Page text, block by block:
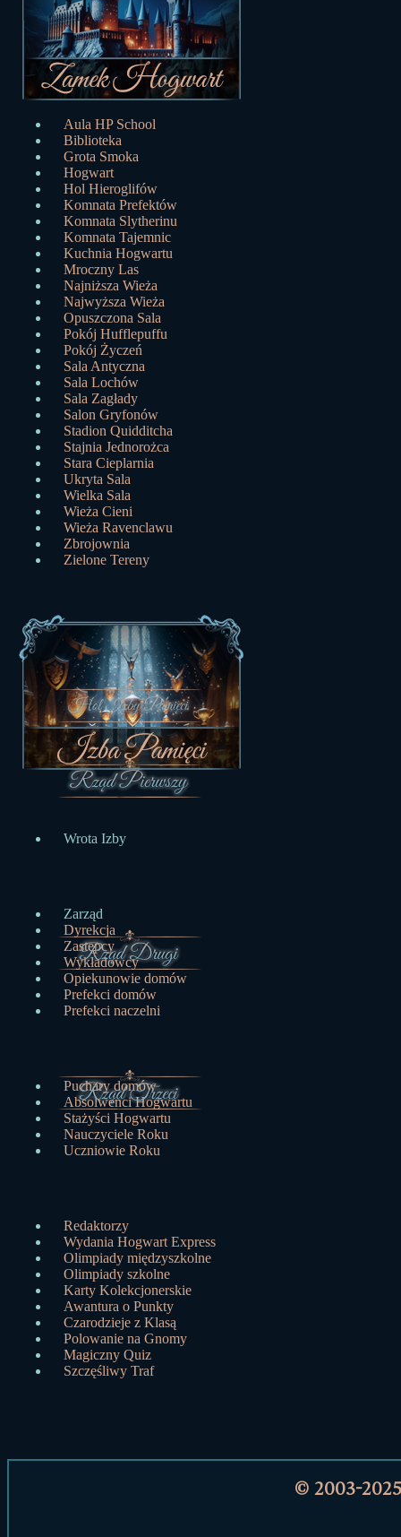
Aula HP School
Biblioteka
Grota Smoka
Hogwart
Hol Hieroglifów
Komnata Prefektów
Komnata Slytherinu
Komnata Tajemnic
Kuchnia Hogwartu
Mroczny Las
Najniższa Wieża
Najwyższa Wieża
Opuszczona Sala
Pokój Hufflepuffu
Pokój Życzeń
Sala Antyczna
Sala Lochów
Sala Zagłady
Salon Gryfonów
Stadion Quidditcha
Stajnia Jednorożca
Stara Cieplarnia
Ukryta Sala
Wielka Sala
Wieża Cieni
Wieża Ravenclawu
Zbrojownia
Zielone Tereny
Wrota Izby
Zarząd
Dyrekcja
Zastępcy
Wykładowcy
Opiekunowie domów
Prefekci domów
Prefekci naczelni
Puchary domów
Absolwenci Hogwartu
Stażyści Hogwartu
Nauczyciele Roku
Uczniowie Roku
Redaktorzy
Wydania Hogwart Express
Olimpiady międzyszkolne
Olimpiady szkolne
Karty Kolekcjonerskie
Awantura o Punkty
Czarodzieje z Klasą
Polowanie na Gnomy
Magiczny Quiz
Szczęśliwy Traf
© 2003-